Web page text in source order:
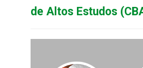
de Altos Estudos